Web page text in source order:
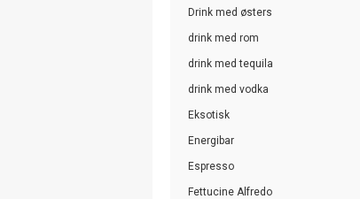
Drink med østers
drink med rom
drink med tequila
drink med vodka
Eksotisk
Energibar
Espresso
Fettucine Alfredo